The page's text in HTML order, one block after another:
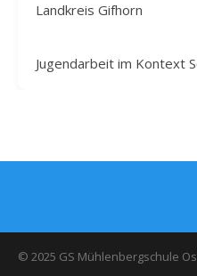
Landkreis Gifhorn
Jugendarbeit im Kontext
© 2025 GS Mühlenbergschule